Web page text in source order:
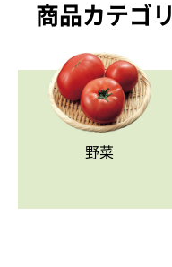
商品カテゴリ
野菜